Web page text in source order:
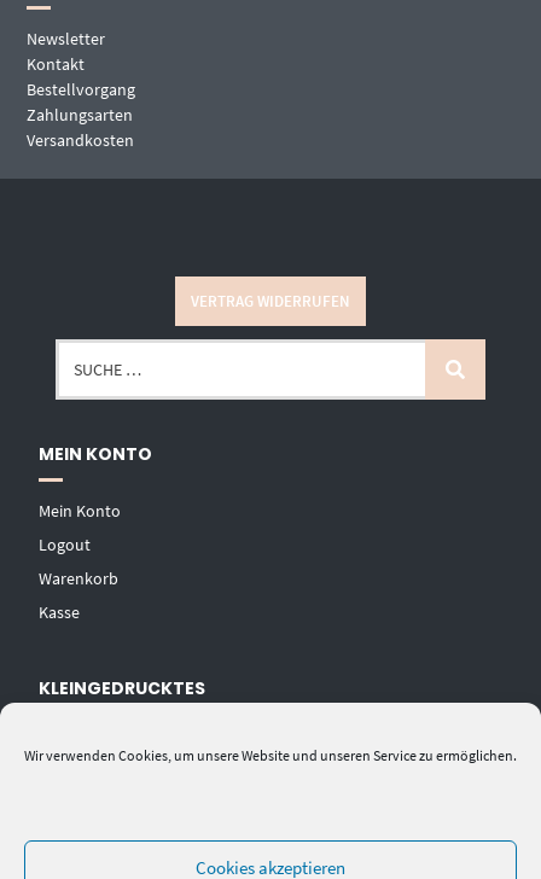
Wir verwenden Cookies, um unsere Website und unseren Service zu ermöglichen.
Cookies akzeptieren
Newsletter
Kontakt
Bestellvorgang
Zahlungsarten
Versandkosten
VERTRAG WIDERRUFEN
MEIN KONTO
Mein Konto
Logout
Warenkorb
Kasse
KLEINGEDRUCKTES
Impressum